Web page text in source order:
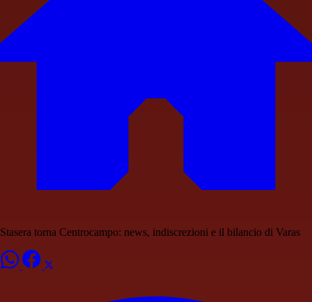
Stasera torna Centrocampo: news, indiscrezioni e il bilancio di Varas